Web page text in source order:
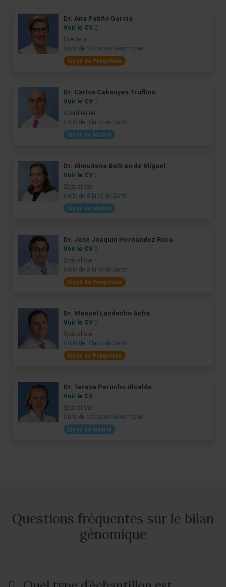
Dr. Ana Patiño García
Voir le CV
Directeur
Unité de Médecine Génomique
Siège de Pampelune
Dr. Carlos Cabanyes Truffino
Voir le CV
Coordinateur
Unité de Bilans de Santé
Siège de Madrid
Dr. Almudena Beltrán de Miguel
Voir le CV
Spécialiste
Unité de Bilans de Santé
Siège de Madrid
Dr. José Joaquín Hernández Roca
Voir le CV
Spécialiste
Unité de Bilans de Santé
Siège de Pampelune
Dr. Manuel Landecho Acha
Voir le CV
Spécialiste
Unité de Bilans de Santé
Siège de Pampelune
Dr. Teresa Perucho Alcalde
Voir le CV
Spécialiste
Unité de Médecine Génomique
Siège de Madrid
Questions fréquentes sur le bilan
génomique